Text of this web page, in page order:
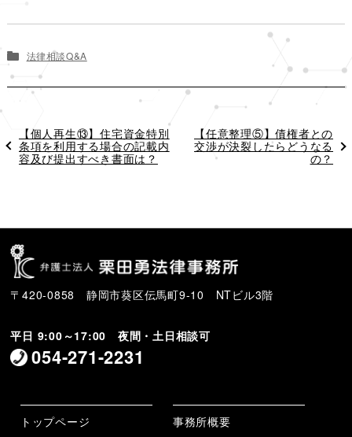
法律相談Q&A
過
去
の
【個人再生⑬】住宅資金特別
条項を利用する場合の記載内
容及び提出すべき書面は？
次
の
投
【任意整理⑤】債権者との
交渉が決裂したらどうなる
の？
〒420-0858 静岡市葵区伝馬町9-10 NTビル3階
平日 9:00～17:00 夜間・土日相談可
054-271-2231
トップページ 事務所概要